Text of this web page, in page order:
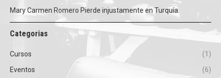
Mary Carmen Romero Pierde injustamente en Turquía.
Categorias
Cursos
(1)
Eventos
(6)